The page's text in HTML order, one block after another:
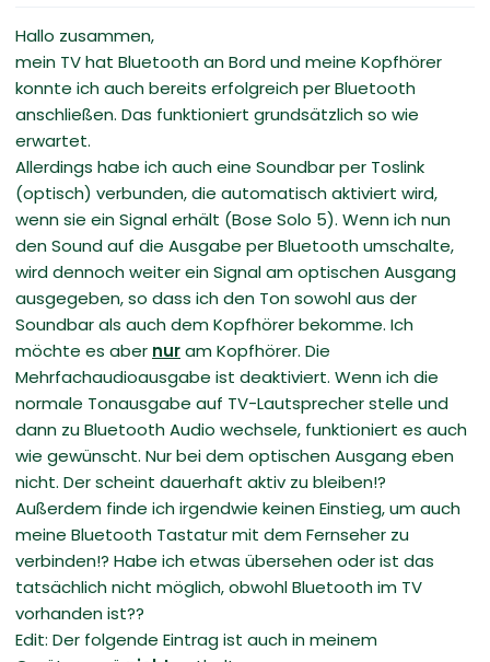
m
Hallo zusammen,
mein TV hat Bluetooth an Bord und meine Kopfhörer
konnte ich auch bereits erfolgreich per Bluetooth
anschließen. Das funktioniert grundsätzlich so wie
erwartet.
Allerdings habe ich auch eine Soundbar per Toslink
(optisch) verbunden, die automatisch aktiviert wird,
wenn sie ein Signal erhält (Bose Solo 5). Wenn ich nun
den Sound auf die Ausgabe per Bluetooth umschalte,
wird dennoch weiter ein Signal am optischen Ausgang
ausgegeben, so dass ich den Ton sowohl aus der
Soundbar als auch dem Kopfhörer bekomme. Ich
möchte es aber nuram Kopfhörer. Die
Mehrfachaudioausgabe ist deaktiviert. Wenn ich die
normale Tonausgabe auf TV-Lautsprecher stelle und
dann zu Bluetooth Audio wechsele, funktioniert es auch
wie gewünscht. Nur bei dem optischen Ausgang eben
nicht. Der scheint dauerhaft aktiv zu bleiben!?
Außerdem finde ich irgendwie keinen Einstieg, um auch
meine Bluetooth Tastatur mit dem Fernseher zu
verbinden!? Habe ich etwas übersehen oder ist das
tatsächlich nicht möglich, obwohl Bluetooth im TV
vorhanden ist??
Edit: Der folgende Eintrag ist auch in meinem